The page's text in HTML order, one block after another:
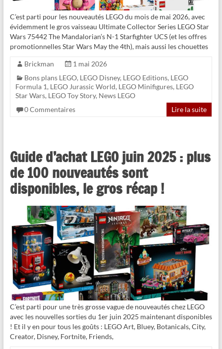
C’est parti pour les nouveautés LEGO du mois de mai 2026, avec
évidemment le gros vaisseau Ultimate Collector Series LEGO Star
Wars 75442 The Mandalorian’s N-1 Starfighter UCS (et les offres
promotionnelles Star Wars May the 4th), mais aussi les chouettes
Brickman
1 mai 2026
Bons plans LEGO, LEGO Disney, LEGO Editions, LEGO
Formula 1, LEGO Jurassic World, LEGO Minifigures, LEGO
Star Wars, LEGO Toy Story, News LEGO
0 Commentaires
Lire la suite
Guide d’achat LEGO juin 2025 : plus
de 100 nouveautés sont
disponibles, le gros récap !
C’est parti pour une très grosse vague de nouveautés chez LEGO
avec les nouvelles sorties du 1er juin 2025 maintenant disponibles
! Et il y en pour tous les goûts : LEGO Art, Bluey, Botanicals, City,
Creator, Disney, Fortnite, Friends,